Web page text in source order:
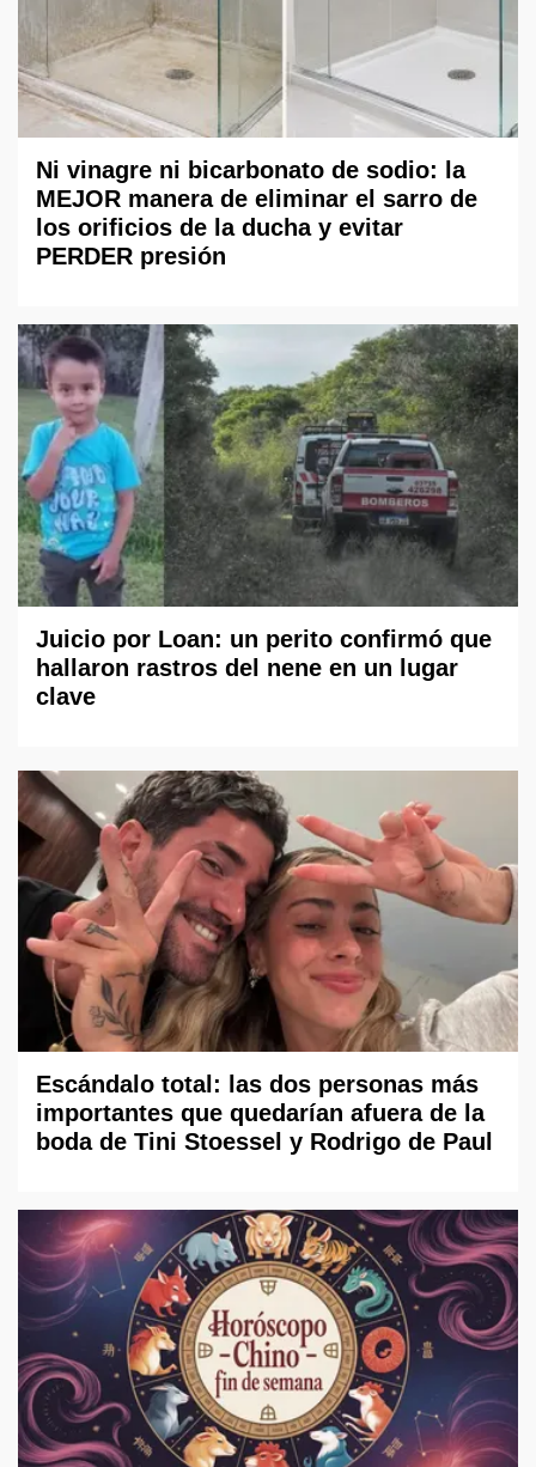
Ni vinagre ni bicarbonato de sodio: la
MEJOR manera de eliminar el sarro de
los orificios de la ducha y evitar
PERDER presión
Juicio por Loan: un perito confirmó que
hallaron rastros del nene en un lugar
clave
Escándalo total: las dos personas más
importantes que quedarían afuera de la
boda de Tini Stoessel y Rodrigo de Paul